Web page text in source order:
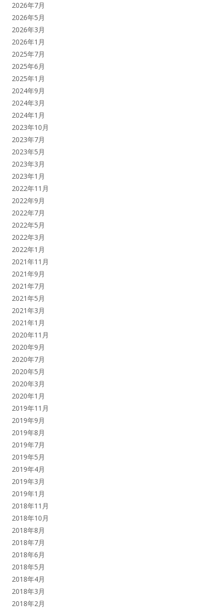
2026年7月
2026年5月
2026年3月
2026年1月
2025年7月
2025年6月
2025年1月
2024年9月
2024年3月
2024年1月
2023年10月
2023年7月
2023年5月
2023年3月
2023年1月
2022年11月
2022年9月
2022年7月
2022年5月
2022年3月
2022年1月
2021年11月
2021年9月
2021年7月
2021年5月
2021年3月
2021年1月
2020年11月
2020年9月
2020年7月
2020年5月
2020年3月
2020年1月
2019年11月
2019年9月
2019年8月
2019年7月
2019年5月
2019年4月
2019年3月
2019年1月
2018年11月
2018年10月
2018年8月
2018年7月
2018年6月
2018年5月
2018年4月
2018年3月
2018年2月